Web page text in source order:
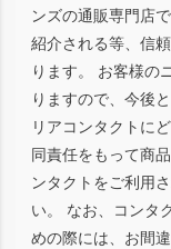
ンズの通販専門店
紹介される等、信
ります。 お客様の
りますので、今後
リアコンタクトに
同責任をもって商
ンタクトをご利用
い。 なお、コンタ
めの際には、お間